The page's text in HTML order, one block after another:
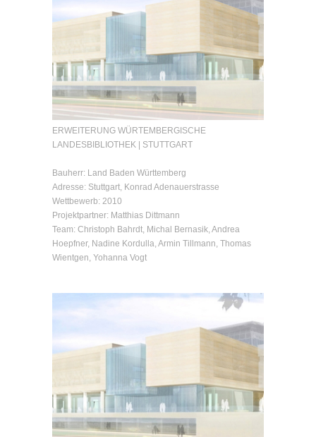
ERWEITERUNG WÜRTEMBERGISCHE
LANDESBIBLIOTHEK | STUTTGART
Bauherr: Land Baden Württemberg
Adresse: Stuttgart, Konrad Adenauerstrasse
Wettbewerb: 2010
Projektpartner: Matthias Dittmann
Team: Christoph Bahrdt, Michal Bernasik, Andrea
Hoepfner, Nadine Kordulla, Armin Tillmann, Thomas
Wientgen, Yohanna Vogt